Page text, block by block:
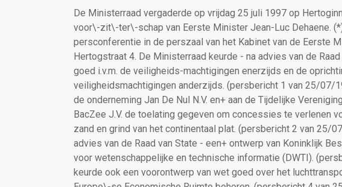
De Ministerraad vergaderde op vrijdag 25 juli 1997 op Hertoginnedal van 10.00 uur tot 17.00 uur, onder het voor\-zit\-ter\-schap van Eerste Minister Jean-Luc Dehaene. (*) De Eerste Minister gaf om 17.00 uur een persconferentie in de perszaal van het Kabinet van de Eerste Minister, verdieping -2, inkom langs de Hertogstraat 4. De Ministerraad keurde - na advies van de Raad van State - twee voorontwerpen van wet goed i.v.m. de veiligheids-machtigingen enerzijds en de oprichting van een beroepsorgaan voor veiligheidsmachtigingen anderzijds. (persbericht 1 van 25/07/1997) Daarnaast heeft de Ministerraad aan de onderneming Jan De Nul N.V. en+ aan de Tijdelijke Vereniging Dredging International - Jan De Nul BacZee J.V. de toelating gegeven om concessies te verlenen voor de exploratie en de exploi\-ta\-tie van zand en grind van het continentaal plat. (persbericht 2 van 25/07/1997) Tevens keurde de Ministerraad - na advies van de Raad van State - een+ ontwerp van Koninklijk Besluit goed over de oprichting van de Dienst voor wetenschappelijke en technische informatie (DWTI). (persbericht 3 van 25/07/1997) De Ministerraad keurde ook een voorontwerp van wet goed over het luchttransport tussen België en landen die niet tot de Europe\-se Economische Ruimte behoren. (persbericht 4 van 25/07/1997) De Ministerraad keurde verder een ontwerp van Koninklijk Besluit goed+ over de indienstneming van contractueel personeel door de federale ministeries en overheidsinstellingen. Deze con\-tractu\-elen moeten voldoen aan uitzon\-derlijke en tijdelijke personeelsbe\-hoef\-ten. (persbericht 5 van 25/07/1997) De Ministerraad hechtte voorts zijn goedkeuring aan de huur van een +gebouw aan de Antwerpse Baan in Antwerpen door de Regie der Gebouwen. De huurprijs zal ten laste zijn van de Administratie van de Douane in Antwer\-pen. Dit gebouw zal gebruikt worden als grensin\-spectiepost. (persbericht 6 van 25/07/1997) Daarnaast ging de Ministerraad akkoord met de afsluiting van een +nieuwe huurovereenkomst tussen de Regie der Gebouwen en de maatschap\-pij WTC. Deze huurovereenkomst gaat over het gebouw aan Digue des Peupliers 71 in Bergen. (persbericht 7 van 25/07/1997) De Ministerraad keurde ook nog de huur goed van 10 gebouwen door de +Regie der Gebouwen. Deze gebouwen zijn nodig om een aantal admini\-straties van Financiën in onder te brengen. De kosten zullen gedragen worden door de Regie der Gebouwen. (persbericht 8 van 25/07/1997) Verder gaf de Ministerraad de toelating aan de Minister van +Landsverdediging om een betaling van 6.329.589 frank, vermeerderd met intresten, te doen aan de NV Betonac. Dit gebeurt om de schade te dekken die deze NV heeft geleden wegens de laattij\-dige uitvoe\-ring door de Belgische Staat van een vroege\-re overeenkomst. (persbericht 9 van 25/07/1997) Tevens keurde de Ministerraad de meerjarige onderhandse overeenkomst +goed voor het onderhoud van de avionica-systemen van de C 130- transportvliegtuigen. (persbericht 10 van 25/07/1997) Daarnaast gaf de Ministerraad de Minister van Lands\-verdediging de +toelating om in de onderzoeks- en ontwikkelingsfase van het moderniseringsprogramma van het RITA-transmissiesysteem een fase "experimentatie" van het ontwikkelde prototype van de uitrusting in te lassen. (persbericht 11 van 25/07/1997) De Ministerraad ging ook akkoord met de afsluiting van een aantal overeenkomsten voor legeraankopen. (persbericht 12 van 25/07/1997) Voorts keurde Ministerraad een ontwerp van Koninklijk Besluit goed +over de vergoeding van auteurs en uitgevers voor kopies die gemaakt worden voor privé- of onderwijsdoeleinden. Het ontwerp behandelt meer bepaald kopies van werken die op grafische of soortgelijke manier zijn vastgelegd. (persbericht 13 van 25/07/1997) Eveneens keurde de Ministerraad, na advies van de Raad van State, een+ aantal maatregelen goed over de benoeming, de promotie, de evaluatie en de vorming van de magistraten. (persbericht 14 van 25/07/1997) De Ministerraad keurde tevens, na advies van de Raad van State, een voorontwerp van wet goed waardoor een Federale Raad voor griffiers en secretarissen wordt opgericht. (persbericht 15 van 25/07/1997) Verder keurde de Ministerraad, na advies van de Raad van State, een +ontwerp van Koninklijk Besluit goed dat aan het Natio\-naal Instituut voor Crimina\-listiek en Crimi\-nologie (NICC) het statuut toekent van staatsdienst met afzon\-derlijk beheer. (persbericht 16 van 25/07/1997) Ook besprak de Ministerraad een voorontwerp van wet over de +invoe\-ring van een strafrechtelijke aansprakelijkheid van rechts\-personen. (persbericht 17 van 25/07/1997) De Ministerraad keurde eveneens een voorontwerp van wet goed over de +invoering van de syntheseconclusie bij een proces. (persbericht 18 van 25/07/1997) De Ministerraad nam bovendien kennis van een nota van de Minister van+ Justitie. De nota bevat een actieplan tegen economische, financiële en fiscale misdrijven en past in het plan van de be\-strijding van de georganiseerde misdaad. (persbericht 19 van 25/07/1997) Daarnaast keurde de Ministerraad de oriëntatienota "Een betere +rechts\-hulp voor maatschappelijk minder begoede groepen" goed. De Minister van Justitie kreeg de opdracht om deze nota verder uit te werken in een voorontwerp van wet. (persbericht 20 van 25/07/1997) Daarnaast keurde de Ministerraad een omzendbrief goed waarin de +regels worden vastgelegd voor de toewijzing van nummers aan operato\-ren die kandidaat zijn voor een vergun\-ning voor spraak\-telefo\-nie. Deze omzendbrief wordt bekendge\-maakt vóór de publi\-catie van het Koninklijk Besluit dat deze kwestie regelt. (persbericht 21 van 25/07/1997) Tevens keurde de Ministerraad de verlenging goed van de +overeen\-komst voor de exploitatie van het FIN-S-informaticasysteem. (persbericht 22 van 25/07/1997) De Ministerraad besprak het rapport